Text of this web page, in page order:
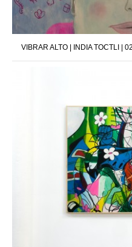
VIBRAR ALTO | INDIA TOCTLI |